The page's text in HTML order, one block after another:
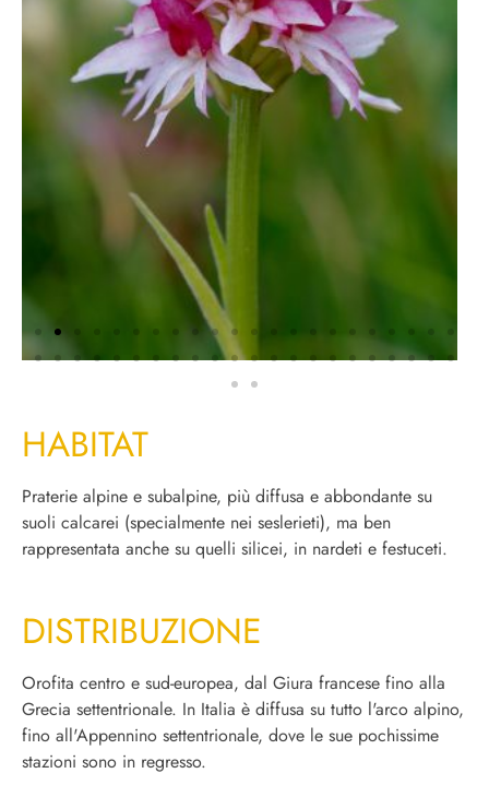
HABITAT
Praterie alpine e subalpine, più diffusa e abbondante su
suoli calcarei (specialmente nei seslerieti), ma ben
rappresentata anche su quelli silicei, in nardeti e festuceti.
DISTRIBUZIONE
Orofita centro e sud-europea, dal Giura francese fino alla
Grecia settentrionale. In Italia è diffusa su tutto l'arco alpino,
fino all'Appennino settentrionale, dove le sue pochissime
stazioni sono in regresso.